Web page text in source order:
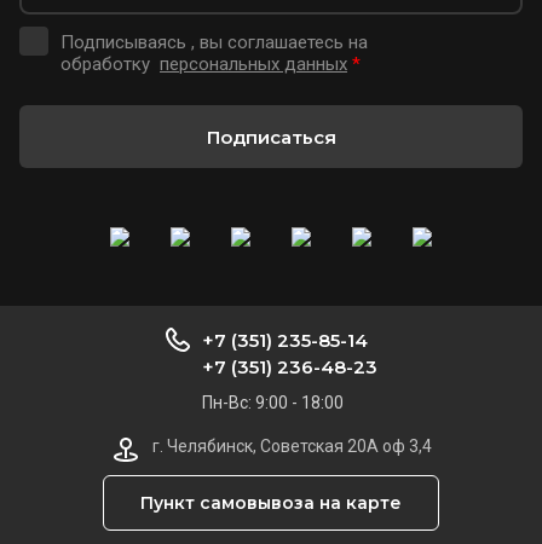
Подписываясь , вы соглашаетесь на
обработку персональных данных *
Подписаться
+7 (351) 235-85-14
+7 (351) 236-48-23
Пн-Вс: 9:00 - 18:00
г. Челябинск, Советская 20А оф 3,4
Пункт самовывоза на карте